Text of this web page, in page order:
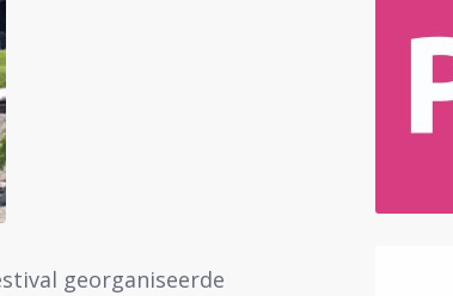
georganiseerde